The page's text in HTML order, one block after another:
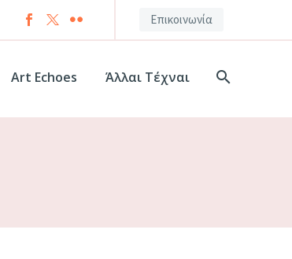
Επικοινωνία
Art Echoes Άλλαι Τέχναι